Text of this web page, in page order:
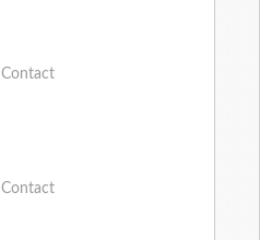
Contact
Contact